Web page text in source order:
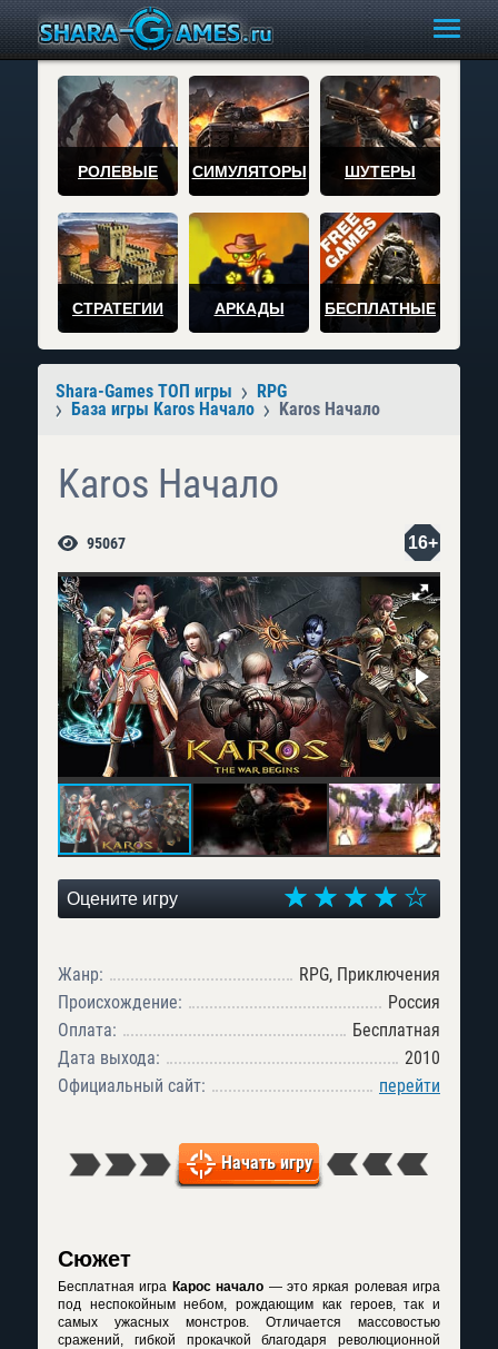
РОЛЕВЫЕ СИМУЛЯТОРЫ ШУТЕРЫ
СТРАТЕГИИ АРКАДЫ БЕСПЛАТНЫЕ
Shara-Games ТОП игры
RPG
База игры Karos Начало
Karos Начало
Karos Начало
95067 16+
Оцените игру
Жанр:
RPG, Приключения
Происхождение:
Россия
Оплата:
Бесплатная
Дата выхода:
2010
Официальный сайт:
перейти
Начать игру
Сюжет
Бесплатная игра Карос начало — это яркая ролевая игра
под неспокойным небом, рождающим как героев, так и
самых ужасных монстров. Отличается массовостью
сражений, гибкой прокачкой благодаря революционной